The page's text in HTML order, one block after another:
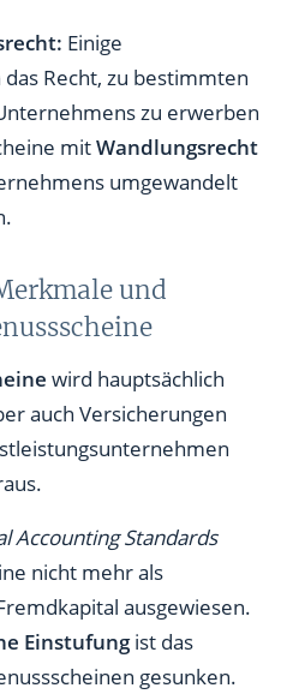
Einige
Recht, zu bestimmten
zu erwerben
mitWandlungsrecht
umgewandelt
und
wird hauptsächlich
auch Versicherungen
Accounting Standards
nicht mehr als
ausgewiesen.
Einstufungist das
gesunken.